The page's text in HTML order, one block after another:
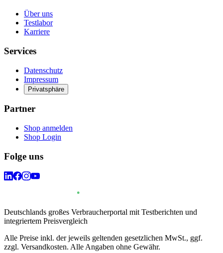
Über uns
Testlabor
Karriere
Services
Datenschutz
Impressum
Privatsphäre
Partner
Shop anmelden
Shop Login
Folge uns
Deutschlands großes Verbraucherportal mit Testberichten und
integriertem Preisvergleich
Alle Preise inkl. der jeweils geltenden gesetzlichen MwSt., ggf.
zzgl. Versandkosten. Alle Angaben ohne Gewähr.